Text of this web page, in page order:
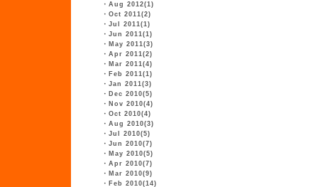
・ Aug 2012(1)
・ Oct 2011(2)
・ Jul 2011(1)
・ Jun 2011(1)
・ May 2011(3)
・ Apr 2011(2)
・ Mar 2011(4)
・ Feb 2011(1)
・ Jan 2011(3)
・ Dec 2010(5)
・ Nov 2010(4)
・ Oct 2010(4)
・ Aug 2010(3)
・ Jul 2010(5)
・ Jun 2010(7)
・ May 2010(5)
・ Apr 2010(7)
・ Mar 2010(9)
・ Feb 2010(14)